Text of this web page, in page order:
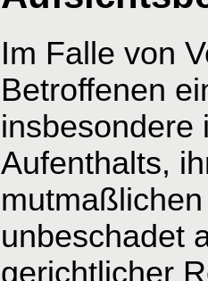
Im Falle von
Betroffenen
insbesondere
Aufenthalts,
unbeschadet
gerichtlicher